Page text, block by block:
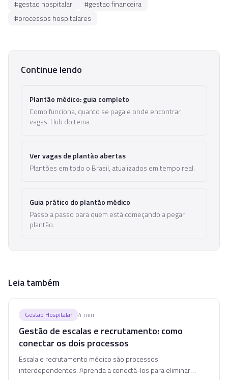
#gestao hospitalar #gestao financeira
#processos hospitalares
Continue lendo
Plantão médico: guia completo
Como funciona, quanto se paga e onde encontrar
vagas. Hub do tema.
Ver vagas de plantão abertas
Plantões em todo o Brasil, atualizados em tempo real.
Guia prático do plantão médico
Passo a passo para quem está começando a pegar
plantão.
Leia também
Gestao Hospitalar 4 min
Gestão de escalas e recrutamento: como
conectar os dois processos
Escala e recrutamento médico são processos
interdependentes. Aprenda a conectá-los para eliminar